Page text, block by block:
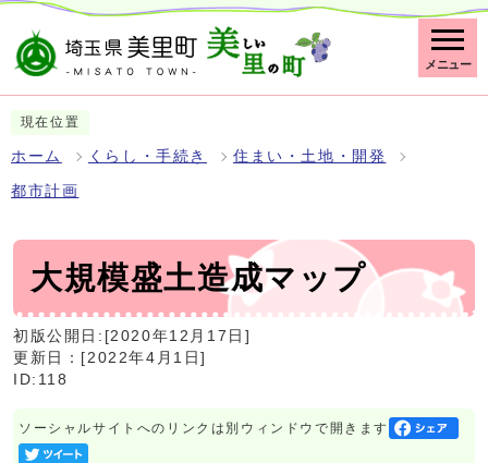
メニュー
現在位置
ホーム くらし・手続き 住まい・土地・開発
都市計画
大規模盛土造成マップ
初版公開日:[2020年12月17日]
更新日：[2022年4月1日]
ID:118
ソーシャルサイトへのリンクは別ウィンドウで開きます